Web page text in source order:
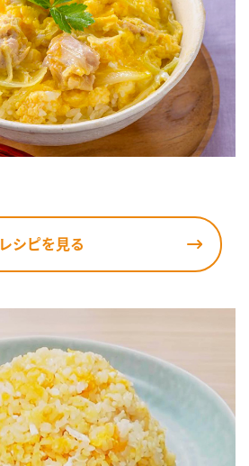
レシピを見る